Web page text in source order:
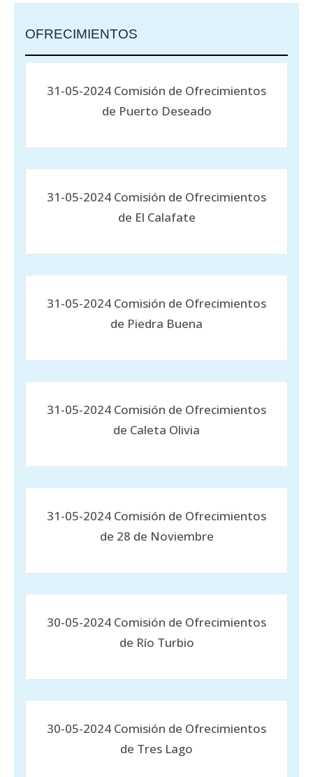
OFRECIMIENTOS
31-05-2024 Comisión de Ofrecimientos
de Puerto Deseado
31-05-2024 Comisión de Ofrecimientos
de El Calafate
31-05-2024 Comisión de Ofrecimientos
de Piedra Buena
31-05-2024 Comisión de Ofrecimientos
de Caleta Olivia
31-05-2024 Comisión de Ofrecimientos
de 28 de Noviembre
30-05-2024 Comisión de Ofrecimientos
de Río Turbio
30-05-2024 Comisión de Ofrecimientos
de Tres Lago